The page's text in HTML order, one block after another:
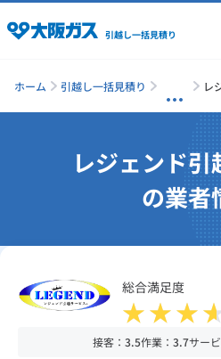
引越し一括見積り
引越しの準備
引越し費用の相場
引越し業者ランキング
ホーム 引越し一括見積り レ
レジェンド引
の業者
総合満足度
接客： 3.5作業： 3.7サービ